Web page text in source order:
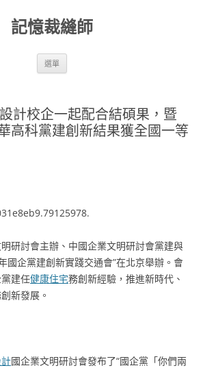
記憶裁縫師
選單
計校企一起配合結碩果，暨
高科黨建創新結果獲全國一等
研討會主辦、中國企業文明研討會黨建與
國企黨建創新實踐交通會”在北京舉辦。會
建任健康住宅務創新經驗，推進新時代、
新發展。
國企業文明研討會發布了“國企黨「你們兩